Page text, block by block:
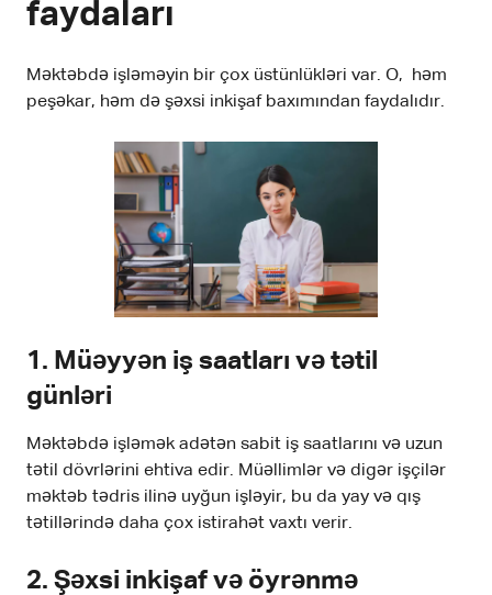
faydaları
Məktəbdə işləməyin bir çox üstünlükləri var. O, həm
peşəkar, həm də şəxsi inkişaf baxımından faydalıdır.
1. Müəyyən iş saatları və tətil
günləri
Məktəbdə işləmək adətən sabit iş saatlarını və uzun
tətil dövrlərini ehtiva edir. Müəllimlər və digər işçilər
məktəb tədris ilinə uyğun işləyir, bu da yay və qış
tətillərində daha çox istirahət vaxtı verir.
2. Şəxsi inkişaf və öyrənmə